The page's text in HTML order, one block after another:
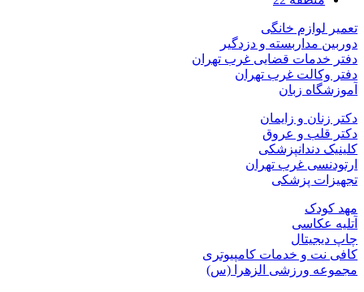
تعمیر لوازم خانگی
دوربین مداربسته و دزدگیر
دفتر خدمات قضایی غرب تهران
دفتر وکالت غرب تهران
آموزشگاه زبان
دکتر زنان و زایمان
دکتر قلب و عروق
کلینیک دندانپزشکی
ارتودنسی غرب تهران
تجهیزات پزشکی
مهد کودک
آتلیه عکاسی
چاپ دیجیتال
کافی نت و خدمات کامپیوتری
مجموعه ورزشی الزهرا (س)